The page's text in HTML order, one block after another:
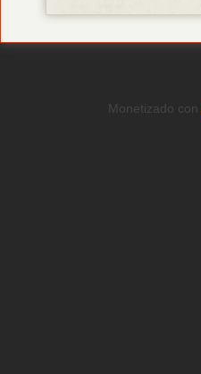
Monetizado con